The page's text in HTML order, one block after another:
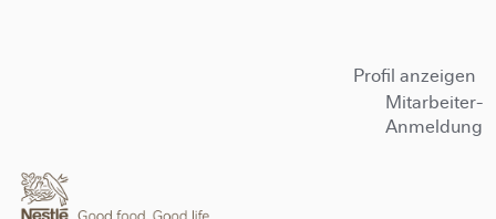
Profil anzeigen
Mitarbeiter-
Anmeldung